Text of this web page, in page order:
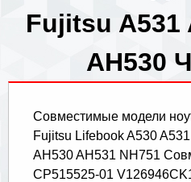
Fujitsu A531
AH530
Совместимые модели
Fujitsu Lifebook A530
AH530 AH531 NH751
CP515525-01